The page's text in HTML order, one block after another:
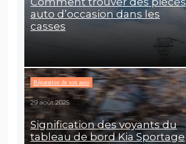
auto d’occasion dans les
casses
Réparation de son auto
29 août 2025
Signification des voyants du
tableau de bord Kia Sportage